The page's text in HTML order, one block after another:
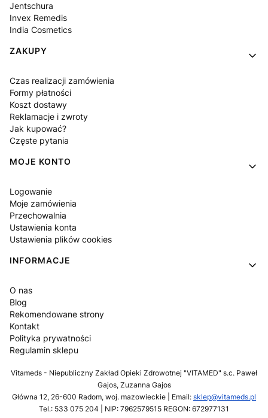
Jentschura
Invex Remedis
India Cosmetics
ZAKUPY
Czas realizacji zamówienia
Formy płatności
Koszt dostawy
Reklamacje i zwroty
Jak kupować?
Częste pytania
MOJE KONTO
Logowanie
Moje zamówienia
Przechowalnia
Ustawienia konta
Ustawienia plików cookies
INFORMACJE
O nas
Blog
Rekomendowane strony
Kontakt
Polityka prywatności
Regulamin sklepu
Vitameds - Niepubliczny Zakład Opieki Zdrowotnej "VITAMED" s.c. Paweł
Gajos, Zuzanna Gajos
Główna 12, 26-600 Radom, woj. mazowieckie | Email: sklep@vitameds.pl
Tel.: 533 075 204 | NIP: 7962579515 REGON: 672977131